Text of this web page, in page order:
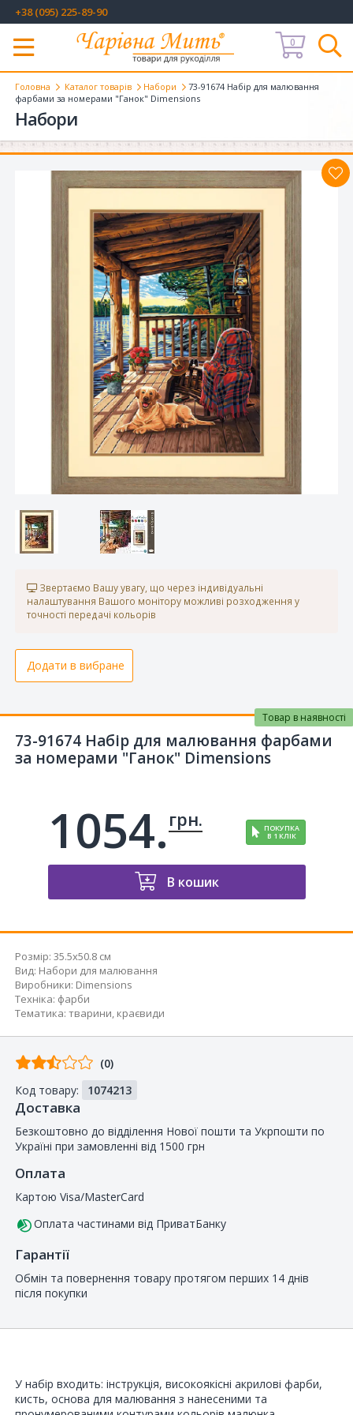
+38 (095) 225-89-90
Меню
0
Головна Каталог товарів Набори
73-91674 Набір для малювання
фарбами за номерами "Ганок" Dimensions
Набори
Звертаємо Вашу увагу, що через індивідуальні
налаштування Вашого монітору можливі розходження у
точності передачі кольорів
Додати в вибране
73-91674 Набір для малювання фарбами
за номерами "Ганок" Dimensions
Товар в наявності
1054. грн. ПОКУПКА
В 1 КЛІК
В кошик
Розмір: 35.5x50.8 см
Вид: Набори для малювання
Виробники: Dimensions
Техніка: фарби
Тематика: тварини, краєвиди
Відгуків
покупців
(0)
Код товару:
1074213
Доставка
Безкоштовно до відділення Нової пошти та Укрпошти по
Україні при замовленні від 1500 грн
Оплата
Картою Visa/MasterCard
Оплата частинами від ПриватБанку
Гарантії
Обмін та повернення товару протягом перших 14 днів
після покупки
У набір входить: інструкція, високоякісні акрилові фарби,
кисть, основа для малювання з нанесеними та